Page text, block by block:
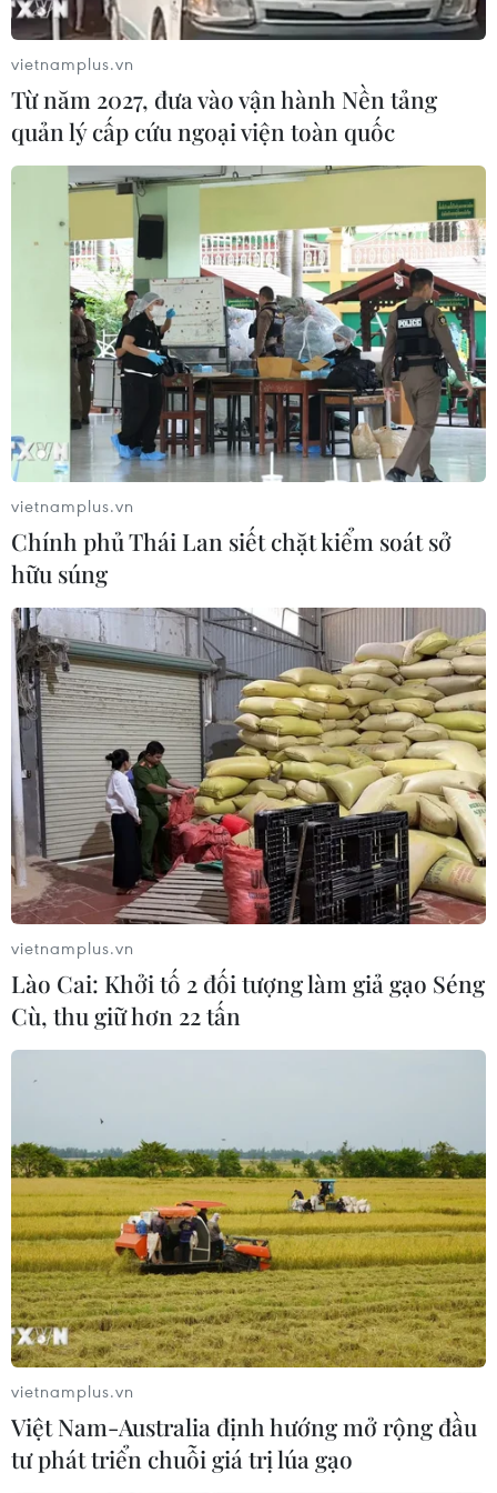
TIN CÙNG CHUYÊN MỤC
Thành phố Hồ Chí Minh sẽ tích hợp
vietnamplus.vn
Từ năm 2027, đưa vào vận hành Nền tảng
quản lý cấp cứu ngoại viện toàn quốc
vietnamplus.vn
Chính phủ Thái Lan siết chặt kiểm soát sở
hữu súng
vietnamplus.vn
Lào Cai: Khởi tố 2 đối tượng làm giả gạo Séng
Cù, thu giữ hơn 22 tấn
vietnamplus.vn
Việt Nam-Australia định hướng mở rộng đầu
tư phát triển chuỗi giá trị lúa gạo